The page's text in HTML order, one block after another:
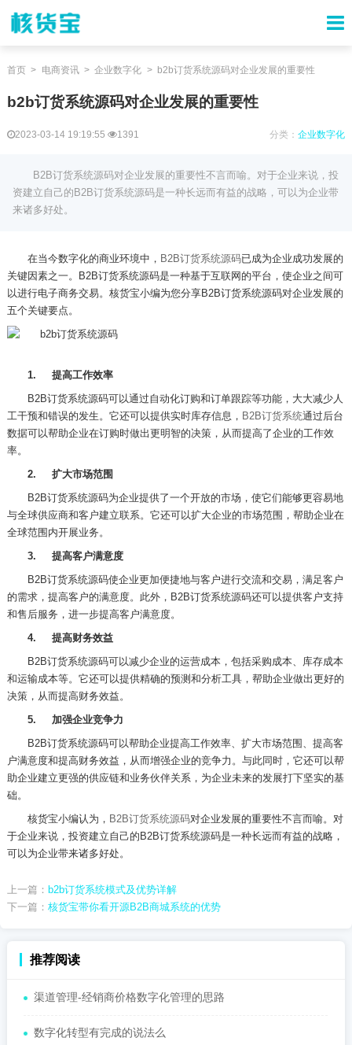
首页 电商资讯 企业数字化 b2b订货系统源码对企业发展的重要性
b2b订货系统源码对企业发展的重要性
2023-03-14 19:19:55 1391 分类：企业数字化
B2B订货系统源码对企业发展的重要性不言而喻。对于企业来说，投
资建立自己的B2B订货系统源码是一种长远而有益的战略，可以为企业带
来诸多好处。
在当今数字化的商业环境中， B2B订货系统源码已成为企业成功发展的
关键因素之一。
B2B订货系统源码是一种基于互联网的平台，使企业之间可
以进行电子商务交易。核货宝小编为您分享B2B订货系统源码对企业发展的
五个关键要点。
1. 提高工作效率
B2B订货系统源码可以通过自动化订购和订单跟踪等功能，大大减少人
工干预和错误的发生。它还可以提供实时库存信息， B2B订货系统通过后台
数据可以帮助企业在订购时做出更明智的决策，从而提高了企业的工作效
率。
2. 扩大市场范围
B2B订货系统源码为企业提供了一个开放的市场，使它们能够更容易地
与全球供应商和客户建立联系。它还可以扩大企业的市场范围，帮助企业在
全球范围内开展业务。
3. 提高客户满意度
B2B订货系统源码使企业更加便捷地与客户进行交流和交易，满足客户
的需求，提高客户的满意度。此外， B2B订货系统源码还可以提供客户支持
和售后服务，进一步提高客户满意度。
4. 提高财务效益
B2B订货系统源码可以减少企业的运营成本，包括采购成本、库存成本
和运输成本等。它还可以提供精确的预测和分析工具，帮助企业做出更好的
决策，从而提高财务效益。
5. 加强企业竞争力
B2B订货系统源码可以帮助企业提高工作效率、扩大市场范围、提高客
户满意度和提高财务效益，从而增强企业的竞争力。与此同时，它还可以帮
助企业建立更强的供应链和业务伙伴关系，为企业未来的发展打下坚实的基
础。
核货宝小编认为， B2B订货系统源码对企业发展的重要性不言而喻。对
于企业来说，投资建立自己的 B2B订货系统源码是一种长远而有益的战略，
可以为企业带来诸多好处。
上一篇： b2b订货系统模式及优势详解
下一篇： 核货宝带你看开源B2B商城系统的优势
推荐阅读
渠道管理-经销商价格数字化管理的思路
数字化转型有完成的说法么